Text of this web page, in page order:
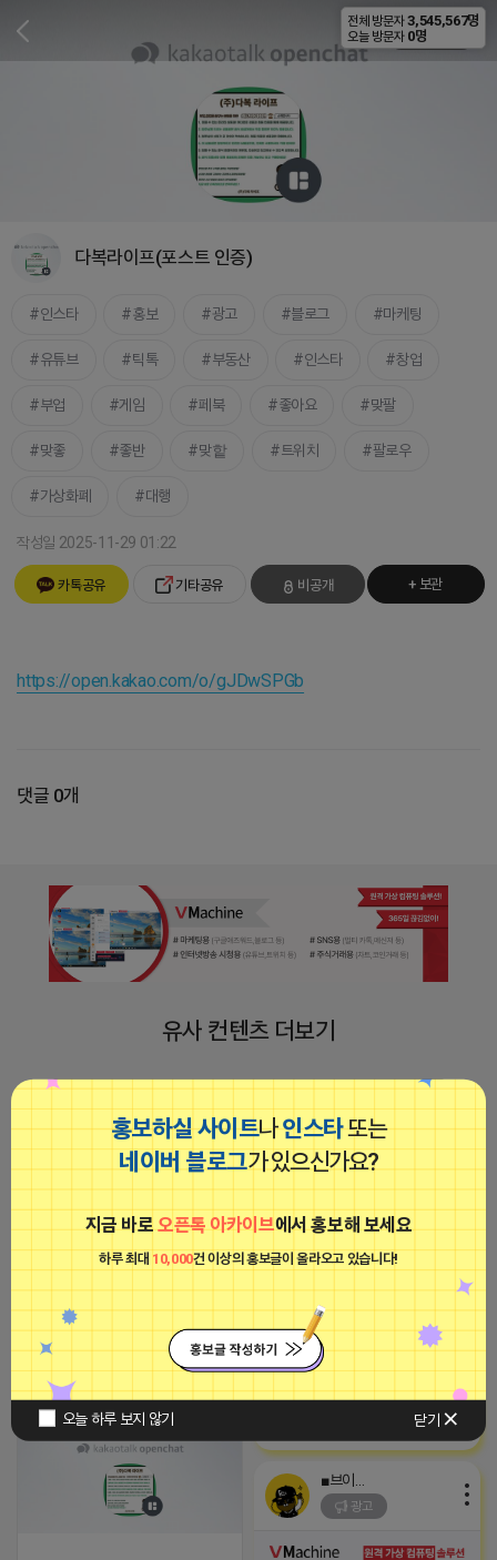
홍보하실 사이트나인스타또는
네이버 블로그가 있으신가요?
지금 바로오픈톡 아카이브에서 홍보해 보세요
하루 최대 10,000건 이상의 홍보글이 올라오고 있습니다!
오늘 하루 보지 않기 닫기
비공개
다복라이프(포스트 인증)
인스타 홍보 광고 블로그 마케팅
유튜브 틱톡 부동산 인스타 창업
부업 게임 페북 좋아요 맞팔
맞좋 좋반 맞핱 트위치 팔로우
가상화폐 대행
작성일 2025-11-29 01:22
카톡공유 기타공유 비공개 + 보관
https://open.kakao.com/o/gJDwSPGb
댓글 0개
유사 컨텐츠 더보기
비공개
2025-11-29 01:22 댓글: 0개
광고
지역 1등 먼 곳에 있지 않습니다. 플
레이스 순위가 뒷받침이 된다면 매
출은 승승장구하게 됩니다. 저희 마
케팅스토어는 매출 승승장구에 있어
서 최고의 파트너가 되어드리겠습니
다.
다복라이프(포스트 인증)
비공개
광고
전체 방문자 3,545,567명
오늘 방문자 0명